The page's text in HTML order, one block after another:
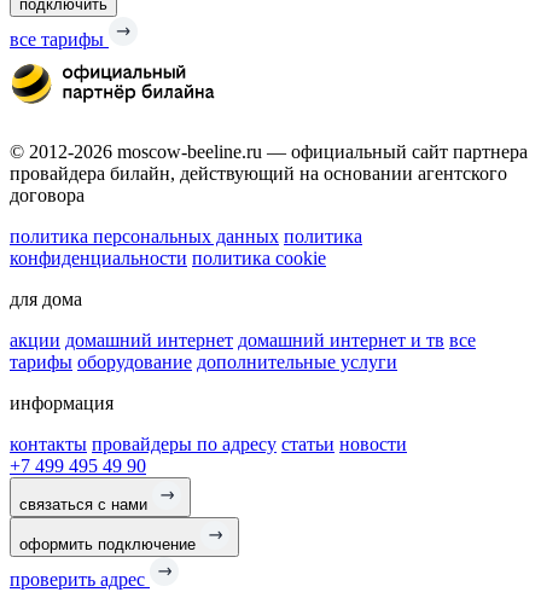
подключить
все тарифы
© 2012-2026 moscow-beeline.ru — официальный сайт партнера
провайдера билайн, действующий на основании агентского
договора
политика персональных данных политика
конфиденциальности политика cookie
для дома
акции домашний интернет домашний интернет и тв все
тарифы оборудование дополнительные услуги
информация
контакты провайдеры по адресу статьи новости
+7 499 495 49 90
связаться с нами
оформить подключение
проверить адрес